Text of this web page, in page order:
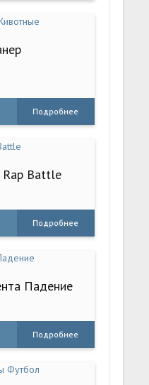
Подробнее
Rap Battle
Подробнее
Падение
Подробнее